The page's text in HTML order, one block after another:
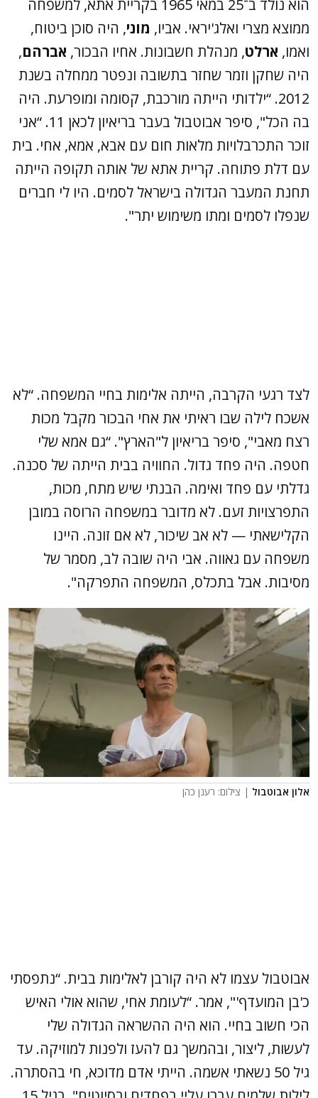
הוא נולד ב־25 במאי 1965 בקריית אתא, למשפחה
ממוצא מצרי ואלג'יראי. אביו, מוני, היה סוכן ביטוח,
ואמו, ארלט, מנהלת חשבונות. אחיו הבכור, אברהם,
היה שחקן וזמר שחזר בתשובה ונפטר ממחלה בשנת
2012. “ילדותי הייתה מורכבת, קסומה ומופרעת. היה
בה הכל", סיפר אבוטבול בעבר בריאיון לכאן 11. “אני
זוכר התכרבלויות מלאות חום עם אבא, אמא, אחי. בית
עם דלת פתוחה. קריית אתא של אותה תקופה הייתה
תחנת המעבר הגדולה בישראל לסמים. היו לי חברים
שנפלו לסמים ומתו משימוש יתר".
לצד רגעי הקרבה, הייתה אלימות בחיי המשפחה. “לא
אשכח לילה שבו ראיתי את אחי הבכור מקבל מכות
רצח מאבי", סיפר בריאיון ל"הארץ". “גם אמא שלי
חטפה. היה פחד גדול. החוויה בבית הייתה של סכנה.
גדלתי עם פחד ואימה. הבנתי שיש מתח, מכות,
התפרצויות זעם. לא מדובר במשפחה הרוסה במובן
הקלישאתי — לא אב שיכור, לא אם זונה. היינו
משפחה עם גאווה. אבי היה שובה לב, מסמר של
מסיבות. אבל בתכלס, המשפחה התפרקה".
אלון אבוטבול | צילום: רענן כהן
אבוטבול עצמו לא היה קורבן לאלימות בבית. “נתפסתי
כ'בן המועדף'", אמר. “לעומת אחי, שהוא אולי האיש
הכי חשוב בחיי. הוא היה ההשראה הגדולה שלי
לעשות, ליצור, ובהמשך גם להעז ולפנות למוזיקה. עד
גיל 50 נשאתי אשמה. הייתי אדם מדוכא, חי בהסתרה.